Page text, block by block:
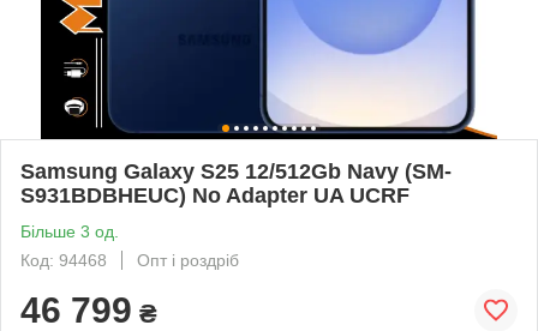
Samsung Galaxy S25 12/512Gb Navy (SM-
S931BDBHEUC) No Adapter UA UCRF
Більше 3 од.
Код: 94468
Опт і роздріб
46 799 ₴